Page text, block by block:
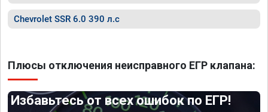
Chevrolet SSR 6.0 390 л.с
Плюсы отключения неисправного ЕГР клапана:
Избавьтесь от всех ошибок по ЕГР!